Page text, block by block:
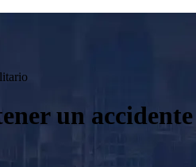
un